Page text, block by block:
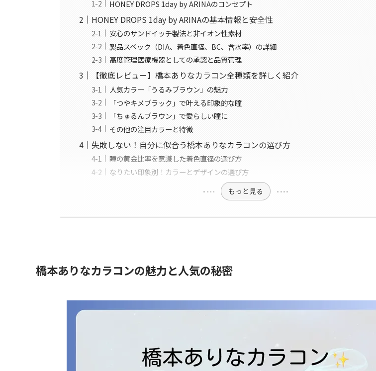
HONEY DROPS 1day by ARINAのコンセプト
HONEY DROPS 1day by ARINAの基本情報と安全性
安心のサンドイッチ製法と非イオン性素材
製品スペック（DIA、着色直径、BC、含水率）の詳細
高度管理医療機器としての承認と品質管理
【徹底レビュー】橋本ありなカラコン全種類を詳しく紹介
人気カラー「うるみブラウン」の魅力
「つやキメブラック」で叶える印象的な瞳
「ちゅるんブラウン」で愛らしい瞳に
その他の注目カラーと特徴
失敗しない！自分に似合う橋本ありなカラコンの選び方
瞳の黄金比率を意識した着色直径の選び方
なりたい印象別！カラーとデザインの選び方
もっと見る
橋本ありなカラコンの魅力と人気の秘密